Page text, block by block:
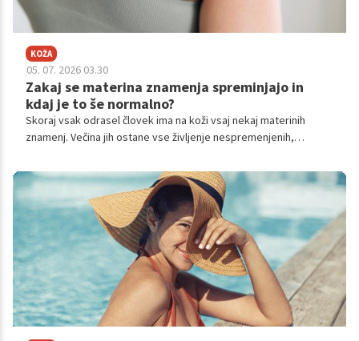
KOŽA
05. 07. 2026 03.30
Zakaj se materina znamenja spreminjajo in
kdaj je to še normalno?
Skoraj vsak odrasel človek ima na koži vsaj nekaj materinih
znamenj. Večina jih ostane vse življenje nespremenjenih,
marsikoga zaskrbi, ko opazi, da je znamenje postalo večje,
temnejše ali drugačne oblike.